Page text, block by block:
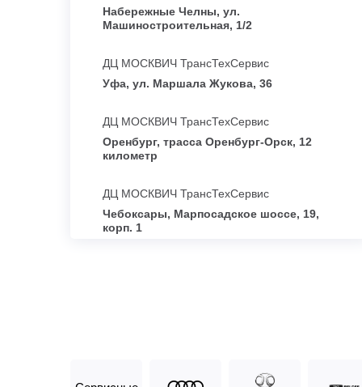
Набережные Челны, ул.
Машиностроительная, 1/2
ДЦ МОСКВИЧ ТрансТехСервис
Уфа, ул. Маршала Жукова, 36
ДЦ МОСКВИЧ ТрансТехСервис
Оренбург, трасса Оренбург-Орск, 12
километр
ДЦ МОСКВИЧ ТрансТехСервис
Чебоксары, Марпосадское шоссе, 19,
корп. 1